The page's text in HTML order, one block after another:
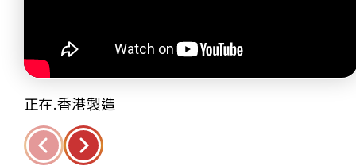
正在.香港製造